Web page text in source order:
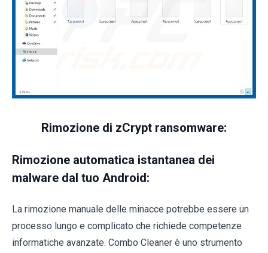
Rimozione di zCrypt ransomware:
Rimozione automatica istantanea dei
malware dal tuo Android:
La rimozione manuale delle minacce potrebbe essere un
processo lungo e complicato che richiede competenze
informatiche avanzate. Combo Cleaner è uno strumento